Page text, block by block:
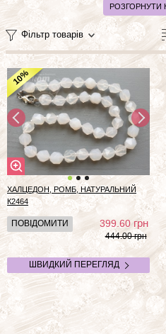
РОЗГОРНУТИ
Фільтр товарів
10%
ХАЛЦЕДОН, РОМБ, НАТУРАЛЬНИЙ
К2464
ПОВІДОМИТИ 399.60грн
444.00 грн
ШВИДКИЙ ПЕРЕГЛЯД